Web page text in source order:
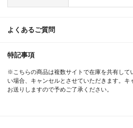
よくあるご質問
特記事項
※こちらの商品は複数サイトで在庫を共有して
い場合、キャンセルとさせていただきます。キ
お送りしますので予めご了承ください。